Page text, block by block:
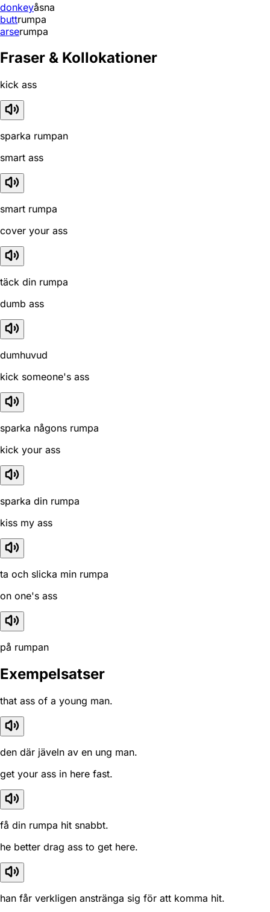
donkeyåsna
buttrumpa
arserumpa
Fraser & Kollokationer
kick ass
sparka rumpan
smart ass
smart rumpa
cover your ass
täck din rumpa
dumb ass
dumhuvud
kick someone's ass
sparka någons rumpa
kick your ass
sparka din rumpa
kiss my ass
ta och slicka min rumpa
on one's ass
på rumpan
Exempelsatser
that ass of a young man.
den där jäveln av en ung man.
get your ass in here fast.
få din rumpa hit snabbt.
he better drag ass to get here.
han får verkligen anstränga sig för att komma hit.